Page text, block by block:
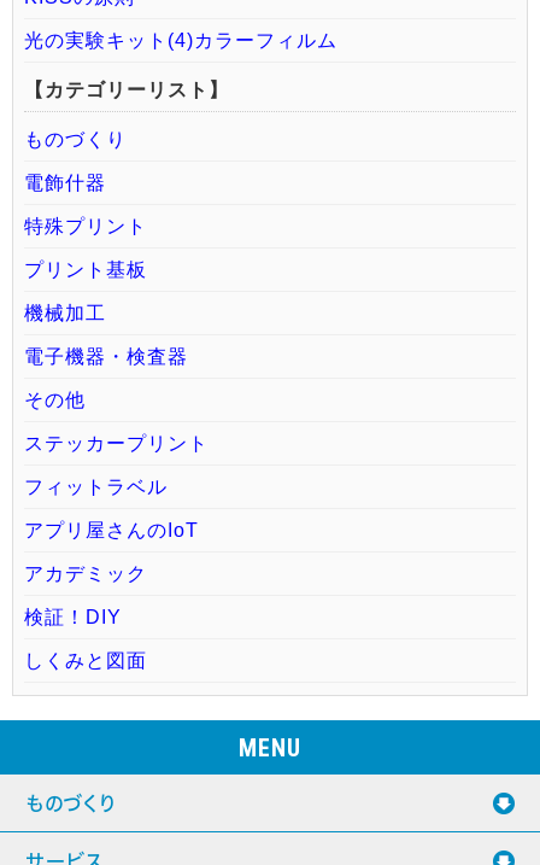
光の実験キット(4)カラーフィルム
【カテゴリーリスト】
ものづくり
電飾什器
特殊プリント
プリント基板
機械加工
電子機器・検査器
その他
ステッカープリント
フィットラベル
アプリ屋さんのIoT
アカデミック
検証！DIY
しくみと図面
MENU
ものづくり
サービス